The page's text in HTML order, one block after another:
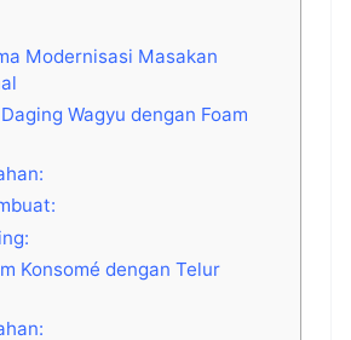
Modernisasi Masakan
Wagyu dengan Foam
Konsomé dengan Telur